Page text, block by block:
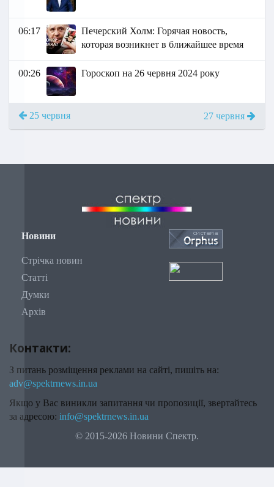
06:17
Печерский Холм: Горячая новость,
которая возникнет в ближайшее время
00:26 Гороскоп на 26 червня 2024 року
25 червня 27 червня
Новини
Стрічка новин
Статті
Думки
Архів
Контакти:
З питань розміщення реклами на сайті, пишіть на:
adv@spektrnews.in.ua
Якщо у Вас виникли запитання чи пропозиції, звертайтесь
за адресою: info@spektrnews.in.ua
© 2015-2026 Новини Спектр.